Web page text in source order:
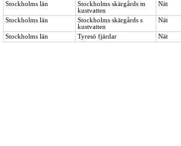
Stockholms län
Stockholms skärgårds m
kustvatten
Nät
Stockholms län
Stockholms skärgårds s
kustvatten
Nät
Stockholms län Tyresö fjärdar Nät